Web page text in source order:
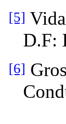
[5]
D.F:
[6]